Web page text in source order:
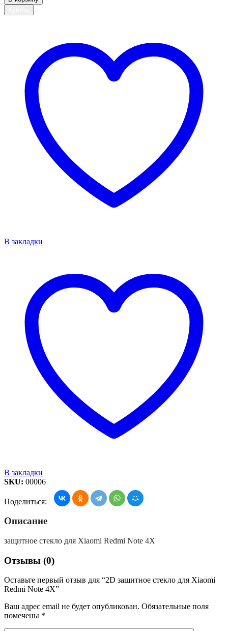
В закладки
В закладки
SKU: 00006
Поделиться:
Описание
защитное стекло для Xiaomi Redmi Note 4X
Отзывы (0)
Оставьте первый отзыв для “2D защитное стекло для Xiaomi
Redmi Note 4X”
Ваш адрес email не будет опубликован. Обязательные поля
помечены *